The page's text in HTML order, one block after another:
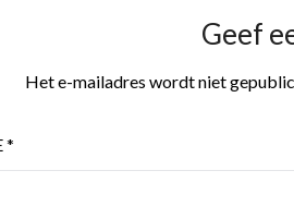
Geef
Het e-mailadres wordt niet
*